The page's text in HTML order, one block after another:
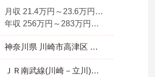
月収 21.4万円～23.6万円夜勤手当4回分込
年収 256万円～283万円程度
神奈川県 川崎市高津区 宇奈根637-6
ＪＲ南武線(川崎－立川)「久地駅」徒歩12分